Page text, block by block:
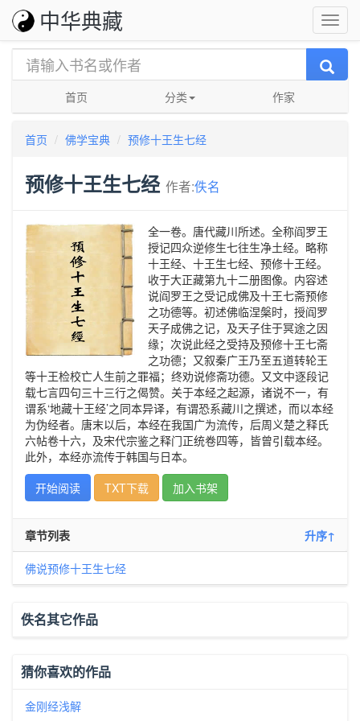
中华典藏
首页 分类 作家
首页 佛学宝典 预修十王生七经
预修十王生七经 作者:佚名
全一卷。唐代藏川所述。全称阎罗王
授记四众逆修生七往生净土经。略称
十王经、十王生七经、预修十王经。
收于大正藏第九十二册图像。内容述
说阎罗王之受记成佛及十王七斋预修
之功德等。初述佛临涅槃时，授阎罗
天子成佛之记，及天子住于冥途之因
缘；次说此经之受持及预修十王七斋
之功德；又叙秦广王乃至五道转轮王
等十王检校亡人生前之罪福；终劝说修斋功德。又文中逐段记
载七言四句三十三行之偈赞。关于本经之起源，诸说不一，有
谓系‘地藏十王经’之同本异译，有谓恐系藏川之撰述，而以本经
为伪经者。唐末以后，本经在我国广为流传，后周义楚之释氏
六帖卷十六，及宋代宗鉴之释门正统卷四等，皆曾引载本经。
此外，本经亦流传于韩国与日本。
开始阅读
TXT下载 加入书架
章节列表 升序↑
佛说预修十王生七经
佚名其它作品
猜你喜欢的作品
金刚经浅解